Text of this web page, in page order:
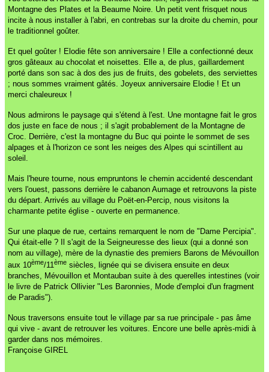
Montagne des Plates et la Beaume Noire. Un petit vent frisquet nous
incite à nous installer à l'abri, en contrebas sur la droite du chemin, pour
le traditionnel goûter.
Et quel goûter ! Elodie fête son anniversaire ! Elle a confectionné deux
gros gâteaux au chocolat et noisettes. Elle a, de plus, gaillardement
porté dans son sac à dos des jus de fruits, des gobelets, des serviettes
; nous sommes vraiment gâtés. Joyeux anniversaire Elodie ! Et un
merci chaleureux !
Nous admirons le paysage qui s'étend à l'est. Une montagne fait le gros
dos juste en face de nous ; il s'agit probablement de la Montagne de
Croc. Derrière, c'est la montagne du Buc qui pointe le sommet de ses
alpages et à l'horizon ce sont les neiges des Alpes qui scintillent au
soleil.
Mais l'heure tourne, nous empruntons le chemin accidenté descendant
vers l'ouest, passons derrière le cabanon Aumage et retrouvons la piste
du départ. Arrivés au village du Poët-en-Percip, nous visitons la
charmante petite église - ouverte en permanence.
Sur une plaque de rue, certains remarquent le nom de "Dame Percipia".
Qui était-elle ? Il s'agit de la Seigneuresse des lieux (qui a donné son
nom au village), mère de la dynastie des premiers Barons de Mévouillon
aux 10ème/11ème siècles, lignée qui se divisera ensuite en deux
branches, Mévouillon et Montauban suite à des querelles intestines (voir
le livre de Patrick Ollivier "Les Baronnies, Mode d'emploi d'un fragment
de Paradis").
Nous traversons ensuite tout le village par sa rue principale - pas âme
qui vive - avant de retrouver les voitures. Encore une belle après-midi à
garder dans nos mémoires.
Françoise GIREL